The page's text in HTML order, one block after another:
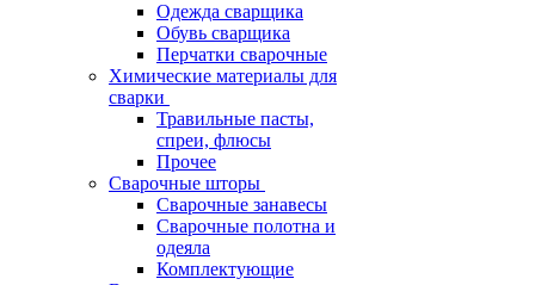
Одежда сварщика
Обувь сварщика
Перчатки сварочные
Химические материалы для
сварки
Травильные пасты,
спреи, флюсы
Прочее
Сварочные шторы
Сварочные занавесы
Сварочные полотна и
одеяла
Комплектующие